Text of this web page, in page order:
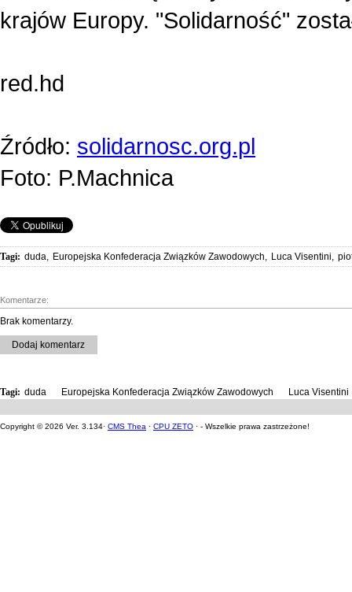
krajów Europy. "Solidarność"
red.hd
Źródło: solidarnosc.org.pl
Foto: P.Machnica
Tagi: duda, Europejska Konfederacja Związków Zawodowych, Luca Visentini,
Komentarze:
Brak komentarzy.
Dodaj komentarz
Tagi: duda Europejska Konfederacja Związków Zawodowych Luca Visentini
Copyright © 2026 Ver. 3.134· CMS Thea · CPU ZETO · - Wszelkie prawa zastrzeżone!